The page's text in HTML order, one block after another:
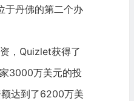
于丹佛的第二个办
，Quizlet获得了
3000万美元的投
达到了6200万美